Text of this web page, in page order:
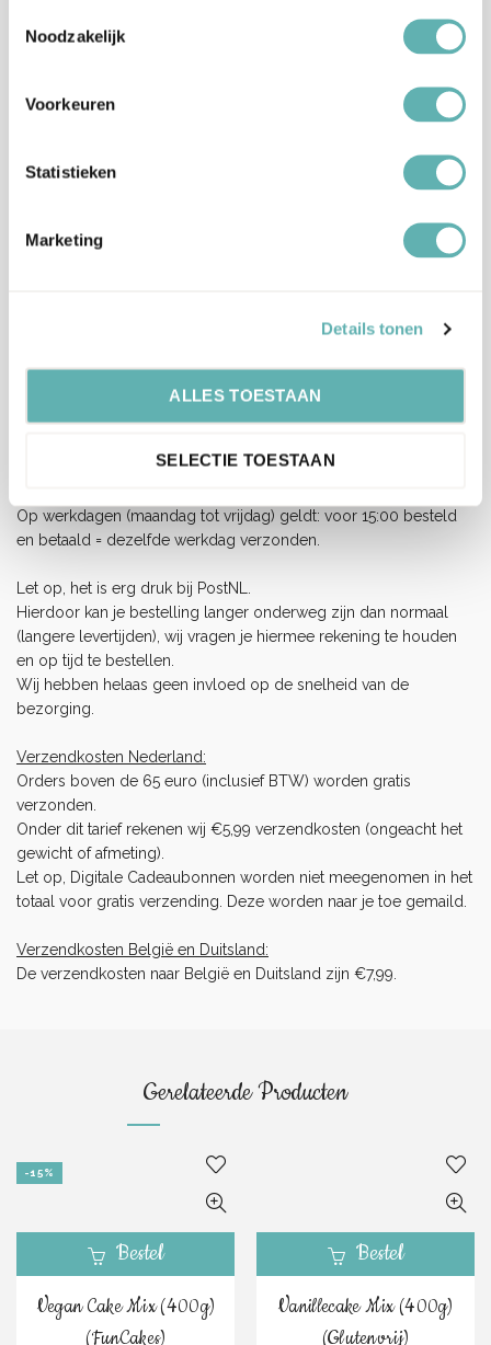
Noodzakelijk
Voorkeuren
Statistieken
Marketing
Details tonen
ALLES TOESTAAN
SELECTIE TOESTAAN
Glutenvrij.
Noten.
Enkel ingelogde klanten die dit product gekocht hebben,
kunnen een beoordeling schrijven.
Verzenden en levertijd:
Op werkdagen (maandag tot vrijdag) geldt: voor 15:00 besteld
en betaald = dezelfde werkdag verzonden.
Let op, het is erg druk bij PostNL.
Hierdoor kan je bestelling langer onderweg zijn dan normaal
(langere levertijden), wij vragen je hiermee rekening te houden
en op tijd te bestellen.
Wij hebben helaas geen invloed op de snelheid van de
bezorging.
Verzendkosten Nederland:
Orders boven de 65 euro (inclusief BTW) worden gratis
verzonden.
Onder dit tarief rekenen wij €5,99 verzendkosten (ongeacht het
gewicht of afmeting).
Let op, Digitale Cadeaubonnen worden niet meegenomen in het
totaal voor gratis verzending. Deze worden naar je toe gemaild.
Verzendkosten België en Duitsland:
De verzendkosten naar België en Duitsland zijn €7,99.
Gerelateerde Producten
-15%
Bestel
Vegan Cake Mix (400g)
(FunCakes)
Bestel
Vanillecake Mix (400g)
(Glutenvrij)